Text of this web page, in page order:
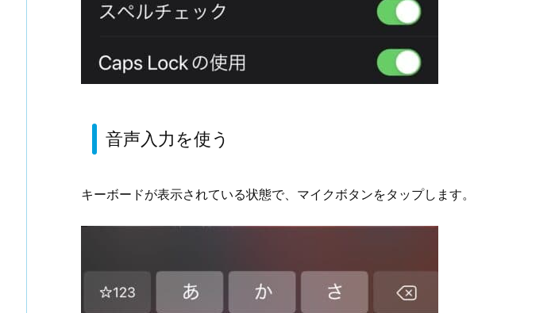
音声入力を使う
キーボードが表示されている状態で、マイクボタンをタップします。